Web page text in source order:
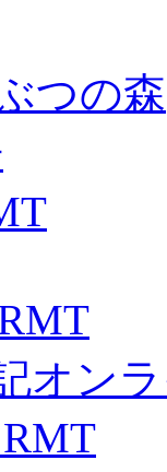
つの森
オン